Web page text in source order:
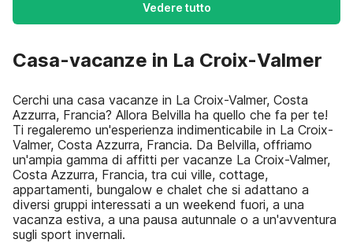
Vedere tutto
Casa-vacanze in La Croix-Valmer
Cerchi una casa vacanze in La Croix-Valmer, Costa
Azzurra, Francia? Allora Belvilla ha quello che fa per te!
Ti regaleremo un'esperienza indimenticabile in La Croix-
Valmer, Costa Azzurra, Francia. Da Belvilla, offriamo
un'ampia gamma di affitti per vacanze La Croix-Valmer,
Costa Azzurra, Francia, tra cui ville, cottage,
appartamenti, bungalow e chalet che si adattano a
diversi gruppi interessati a un weekend fuori, a una
vacanza estiva, a una pausa autunnale o a un'avventura
sugli sport invernali.